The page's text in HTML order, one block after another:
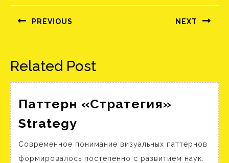
navigáció
PREVIOUS
Előző
NEXT
Következő
Related Post
Паттерн «Стратегия»
Strategy
Strategy
Современное понимание визуальных паттернов
формировалось постепенно с развитием наук.